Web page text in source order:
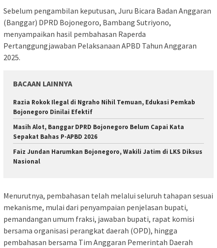
Sebelum pengambilan keputusan, Juru Bicara Badan Anggaran
(Banggar) DPRD Bojonegoro, Bambang Sutriyono,
menyampaikan hasil pembahasan Raperda
Pertanggungjawaban Pelaksanaan APBD Tahun Anggaran
2025.
BACAAN LAINNYA
Razia Rokok Ilegal di Ngraho Nihil Temuan, Edukasi Pemkab
Bojonegoro Dinilai Efektif
Masih Alot, Banggar DPRD Bojonegoro Belum Capai Kata
Sepakat Bahas P-APBD 2026
Faiz Jundan Harumkan Bojonegoro, Wakili Jatim di LKS Diksus
Nasional
Menurutnya, pembahasan telah melalui seluruh tahapan sesuai
mekanisme, mulai dari penyampaian penjelasan bupati,
pemandangan umum fraksi, jawaban bupati, rapat komisi
bersama organisasi perangkat daerah (OPD), hingga
pembahasan bersama Tim Anggaran Pemerintah Daerah